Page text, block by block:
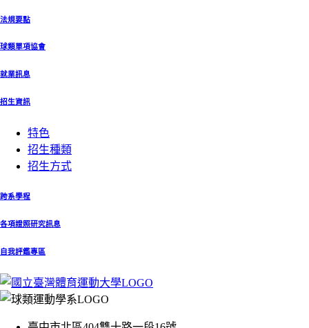
法規要點
球類單項協會
就業訊息
招生資訊
特色
招生種類
招生方式
跨系學程
各項證照研究訊息
自我評鑑專區